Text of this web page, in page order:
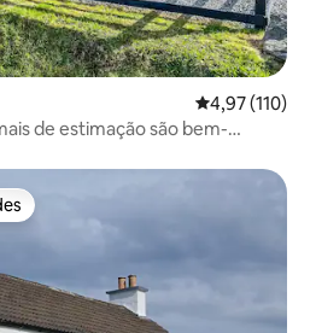
4,97 de uma
4,97 (110)
de estimação são bem-
dos hóspedes